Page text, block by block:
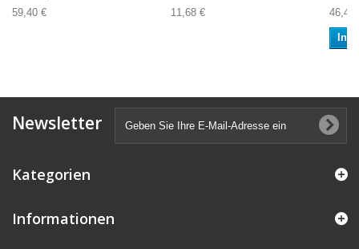
59,40 € 11,68 € 46,49
In
Newsletter
Kategorien
Informationen